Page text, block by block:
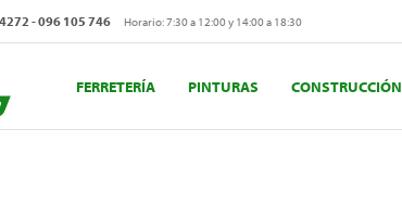
FERRETERÍA PINTURAS CONSTRUCCIÓN
- 096 105 746 Horario: 7:30 a 12:00 y 14:00 a 18:30